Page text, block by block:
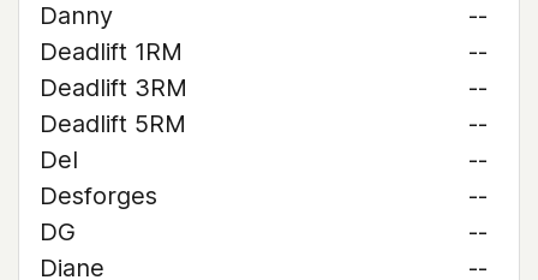
Danny
--
Deadlift 1RM
--
Deadlift 3RM
--
Deadlift 5RM
--
Del
--
Desforges
--
DG
--
Diane
--